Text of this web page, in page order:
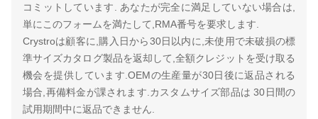
コミットしています. あなたが完全に満足していない場合は,
単にこのフォームを満たして,RMA番号を要求します.
Crystroは顧客に,購入日から30日以内に,未使用で未破損の標
準サイズカタログ製品を返却して,全額クレジットを受け取る
機会を提供しています.OEMの生産量が30日後に返品される
場合,再備料金が課されます.カスタムサイズ部品は 30日間の
試用期間中に返品できません.